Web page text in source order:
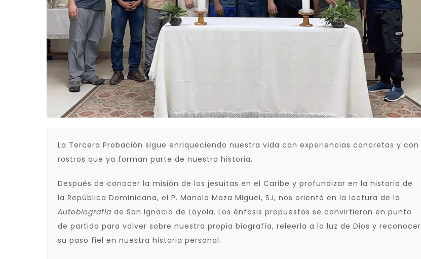
La Tercera Probación sigue enriqueciendo nuestra vida con experiencias concretas y con
rostros que ya forman parte de nuestra historia.
Después de conocer la misión de los jesuitas en el Caribe y profundizar en la historia de
la República Dominicana, el P. Manolo Maza Miguel, SJ, nos orientó en la lectura de la
Autobiografía de San Ignacio de Loyola. Los énfasis propuestos se convirtieron en punto
de partida para volver sobre nuestra propia biografía, releerla a la luz de Dios y reconocer
su paso fiel en nuestra historia personal.